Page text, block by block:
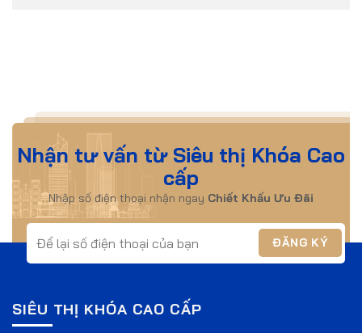
Nhận tư vấn từ Siêu thị Khóa Cao
cấp
Nhập số điện thoại nhận ngay Chiết Khấu Ưu Đãi
SIÊU THỊ KHÓA CAO CẤP